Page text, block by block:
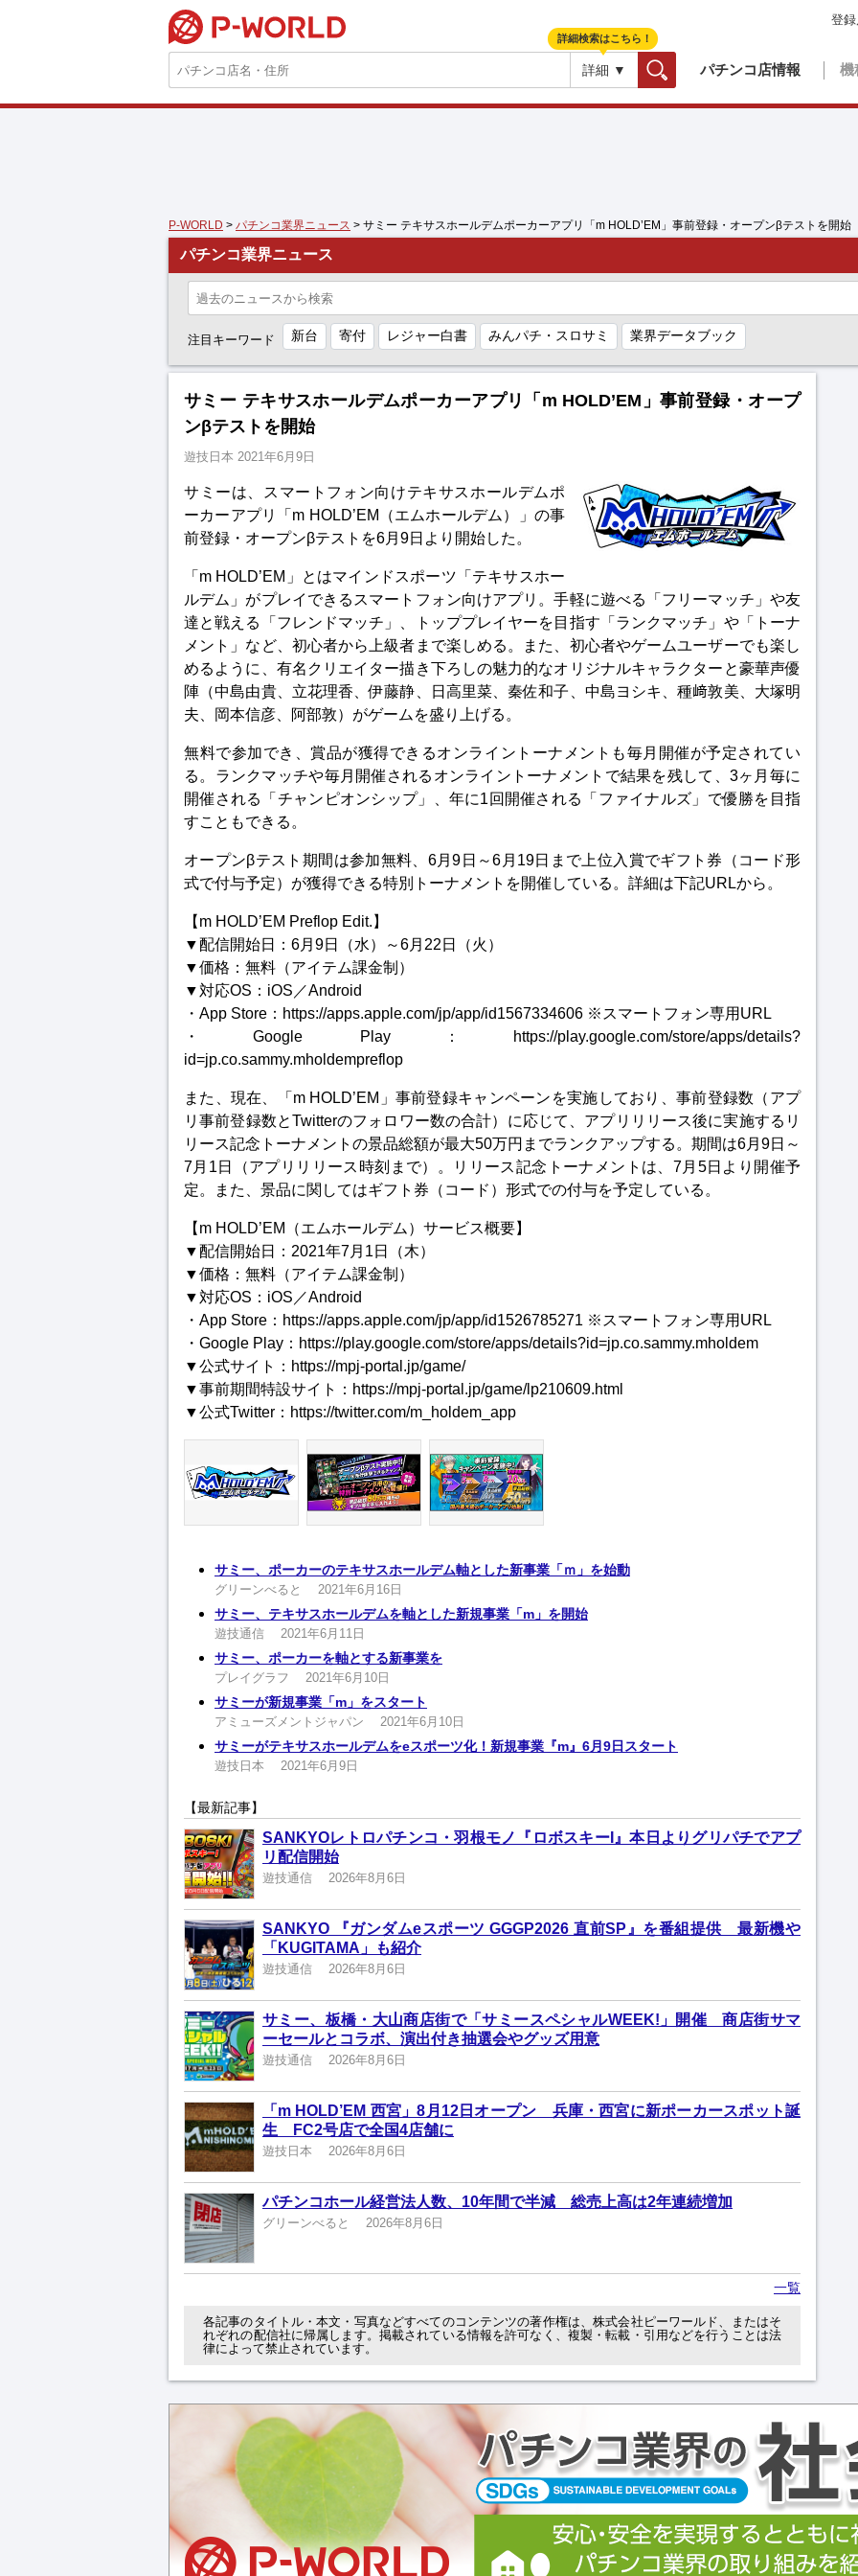
詳細 ▼ パチンコ店情報 機
登
詳細検索はこちら！
P-WORLD > パチンコ業界ニュース > サミー テキサスホールデムポーカーアプリ「m HOLD’EM」事前登録・オープンβテストを開始
パチンコ業界ニュース
注目キーワード 新台 寄付 レジャー白書 みんパチ・スロサミ 業界データブック
サミー テキサスホールデムポーカーアプリ「m HOLD’EM」事前登録・オープ
ンβテストを開始
遊技日本 2021年6月9日
サミーは、スマートフォン向けテキサスホールデムポ
ーカーアプリ「m HOLD’EM（エムホールデム）」の事
前登録・オープンβテストを6月9日より開始した。
「m HOLD’EM」とはマインドスポーツ「テキサスホー
ルデム」がプレイできるスマートフォン向けアプリ。手軽に遊べる「フリーマッチ」や友
達と戦える「フレンドマッチ」、トッププレイヤーを目指す「ランクマッチ」や「トーナ
メント」など、初心者から上級者まで楽しめる。また、初心者やゲームユーザーでも楽し
めるように、有名クリエイター描き下ろしの魅力的なオリジナルキャラクターと豪華声優
陣（中島由貴、立花理香、伊藤静、日高里菜、秦佐和子、中島ヨシキ、種﨑敦美、大塚明
夫、岡本信彦、阿部敦）がゲームを盛り上げる。
無料で参加でき、賞品が獲得できるオンライントーナメントも毎月開催が予定されてい
る。ランクマッチや毎月開催されるオンライントーナメントで結果を残して、3ヶ月毎に
開催される「チャンピオンシップ」、年に1回開催される「ファイナルズ」で優勝を目指
すこともできる。
オープンβテスト期間は参加無料、6月9日～6月19日まで上位入賞でギフト券（コード形
式で付与予定）が獲得できる特別トーナメントを開催している。詳細は下記URLから。
【m HOLD’EM Preflop Edit.】
▼配信開始日：6月9日（水）～6月22日（火）
▼価格：無料（アイテム課金制）
▼対応OS：iOS／Android
・App Store：https://apps.apple.com/jp/app/id1567334606 ※スマートフォン専用URL
・Google Play：https://play.google.com/store/apps/details?
id=jp.co.sammy.mholdempreflop
また、現在、「m HOLD’EM」事前登録キャンペーンを実施しており、事前登録数（アプ
リ事前登録数とTwitterのフォロワー数の合計）に応じて、アプリリリース後に実施するリ
リース記念トーナメントの景品総額が最大50万円までランクアップする。期間は6月9日～
7月1日（アプリリリース時刻まで）。リリース記念トーナメントは、7月5日より開催予
定。また、景品に関してはギフト券（コード）形式での付与を予定している。
【m HOLD’EM（エムホールデム）サービス概要】
▼配信開始日：2021年7月1日（木）
▼価格：無料（アイテム課金制）
▼対応OS：iOS／Android
・App Store：https://apps.apple.com/jp/app/id1526785271 ※スマートフォン専用URL
・Google Play：https://play.google.com/store/apps/details?id=jp.co.sammy.mholdem
▼公式サイト：https://mpj-portal.jp/game/
▼事前期間特設サイト：https://mpj-portal.jp/game/lp210609.html
▼公式Twitter：https://twitter.com/m_holdem_app
サミー、ポーカーのテキサスホールデム軸とした新事業「ｍ」を始動
グリーンべると 2021年6月16日
サミー、テキサスホールデムを軸とした新規事業「m」を開始
遊技通信 2021年6月11日
サミー、ポーカーを軸とする新事業を
プレイグラフ 2021年6月10日
サミーが新規事業「m」をスタート
アミューズメントジャパン 2021年6月10日
サミーがテキサスホールデムをeスポーツ化！新規事業『m』6月9日スタート
遊技日本 2021年6月9日
【最新記事】
SANKYOレトロパチンコ・羽根モノ『ロボスキーI』本日よりグリパチでアプ
リ配信開始
遊技通信 2026年8月6日
SANKYO 『ガンダムeスポーツ GGGP2026 直前SP』を番組提供 最新機や
「KUGITAMA」も紹介
遊技通信 2026年8月6日
サミー、板橋・大山商店街で「サミースペシャルWEEK!」開催 商店街サマ
ーセールとコラボ、演出付き抽選会やグッズ用意
遊技通信 2026年8月6日
「m HOLD’EM 西宮」8月12日オープン 兵庫・西宮に新ポーカースポット誕
生 FC2号店で全国4店舗に
遊技日本 2026年8月6日
パチンコホール経営法人数、10年間で半減 総売上高は2年連続増加
グリーンべると 2026年8月6日
一覧
各記事のタイトル・本文・写真などすべてのコンテンツの著作権は、株式会社ピーワールド、またはそ
れぞれの配信社に帰属します。掲載されている情報を許可なく、複製・転載・引用などを行うことは法
律によって禁止されています。